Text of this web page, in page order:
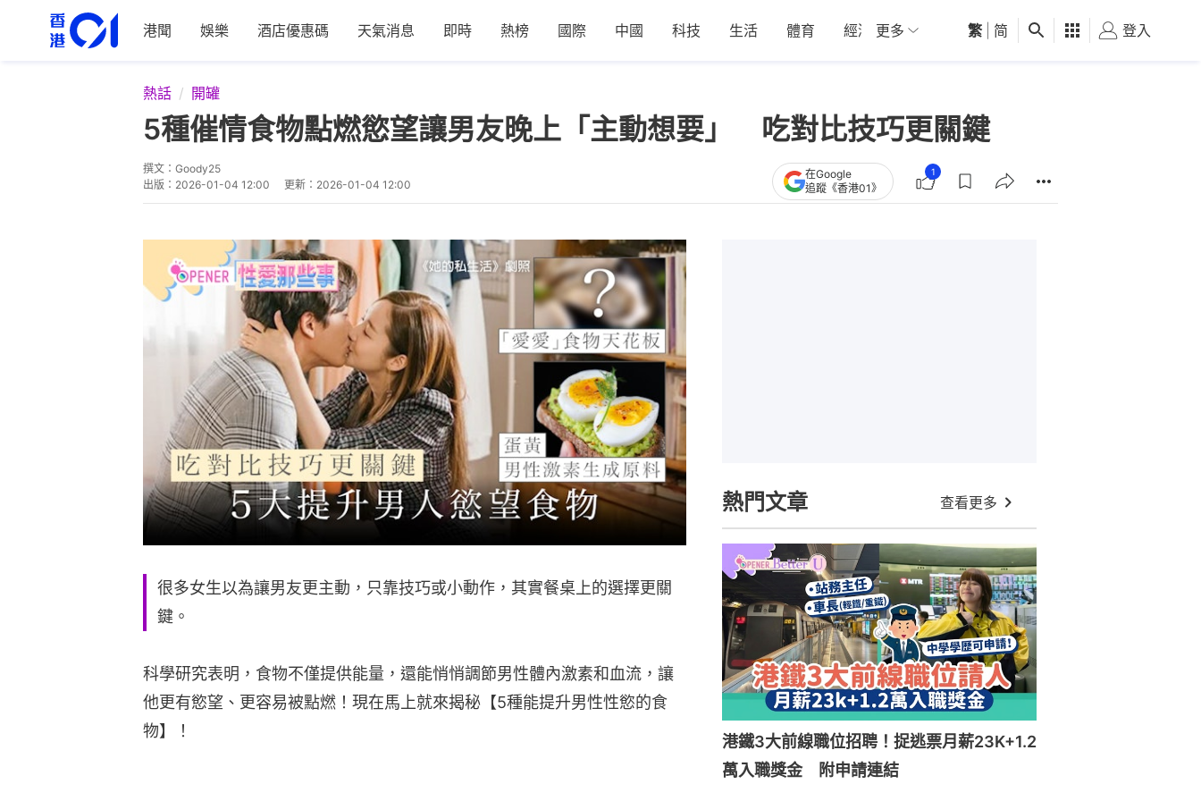
港聞 娛樂 酒店優惠碼 天氣消息 即時 熱榜 國際 中國 科技 生活 體育 經濟 01深圳 觀點 健康 好食玩飛
更多 繁 简 登入
熱話 開罐
5種催情食物點燃慾望讓男友晚上「主動想要」 吃對比技巧更關鍵
撰文： Goody25
出版： 2026-01-04 12:00 更新： 2026-01-04 12:00
在Google
追蹤《香港01》
1
很多女生以為讓男友更主動，只靠技巧或小動作，其實餐桌上的選擇更關
鍵。
科學研究表明，食物不僅提供能量，還能悄悄調節男性體內激素和血流，讓
他更有慾望、更容易被點燃！現在馬上就來揭秘【5種能提升男性性慾的食
物】！
熱門文章 查看更多
港鐵3大前線職位招聘！捉逃票月薪23K+1.2
萬入職獎金 附申請連結